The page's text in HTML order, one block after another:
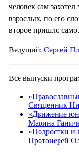
человек сам захотел
взрослых, по его
второе пришло само.
Ведущий: Сергей
Все выпуски
Священник
«Движение
Марина
«Подростки и
Протоиерей